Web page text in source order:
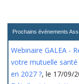
Prochains événements
Webinaire GALEA -
votre mutuelle santé
en 2027 ?, le 17/09/